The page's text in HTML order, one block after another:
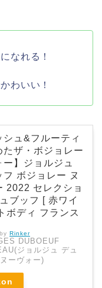
なれる！
わいい！
シュ&フルーティ
たザ・ボジョレー
ー】ジョルジュ
フ ボジョレー ヌ
2022 セレクショ
ブッフ [ 赤ワイ
ボディ フランス
Rinker
DUBOEUF
ジョルジュ デュ
ーヴォー)